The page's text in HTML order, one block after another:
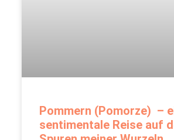
Pommern (Pomorze) –
sentimentale Reise auf